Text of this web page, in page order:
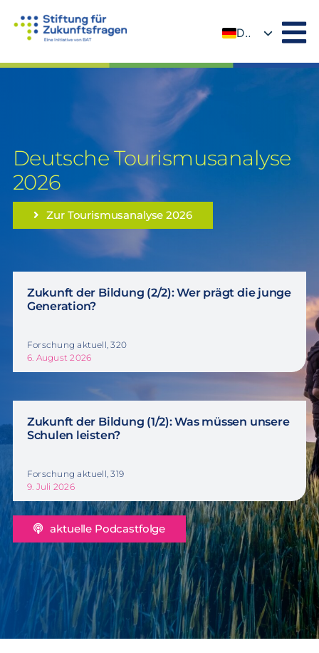
Inhalt
DE
Deutsche Tourismusanalyse
2026
Zur Tourismusanalyse 2026
Zukunft der Bildung (2/2): Wer prägt die junge
Generation?
Forschung aktuell, 320
6. August 2026
Zukunft der Bildung (1/2): Was müssen unsere
Schulen leisten?
Forschung aktuell, 319
9. Juli 2026
aktuelle Podcastfolge